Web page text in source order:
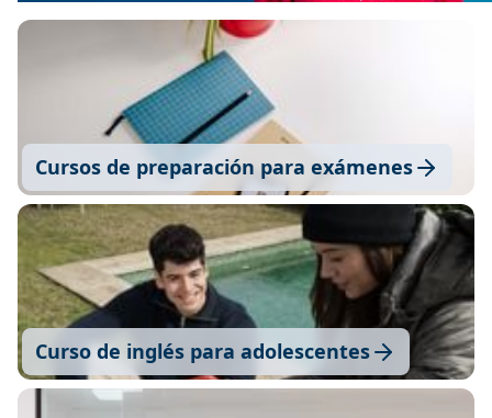
Cursos de preparación para exámenes
Curso de inglés para adolescentes